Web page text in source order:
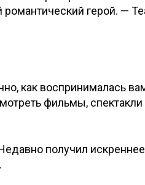
герой. —
как воспринималась
фильмы, спектакли
получил